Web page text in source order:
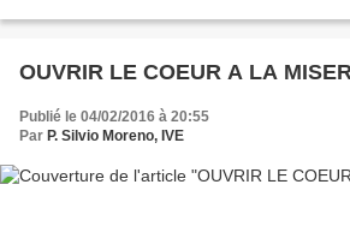
OUVRIR LE COEUR A LA
Publié le 04/02/2016 à 20:55
Par P. Silvio Moreno, IVE